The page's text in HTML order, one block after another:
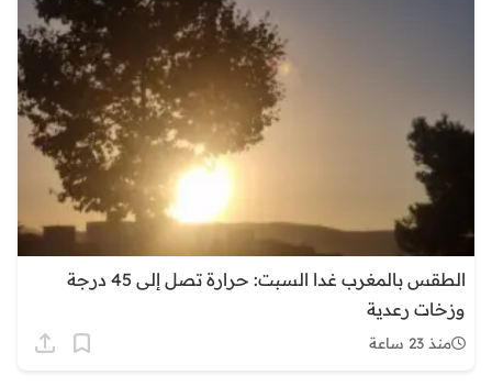
الطقس بالمغرب غدا السبت: حرارة تصل إلى 45 درجة
وزخات رعدية
منذ 23 ساعة